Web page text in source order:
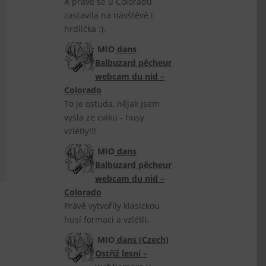
zastavila na návštěvě i
hrdlička :).
MIO dans
Balbuzard pêcheur
webcam du nid –
Colorado
To je ostuda, nějak jsem
vyšla ze cviku - husy
vzlétly!!!
MIO dans
Balbuzard pêcheur
webcam du nid –
Colorado
Právě vytvořily klasickou
husí formaci a vzlétli.
MIO dans (Czech)
Ostříž lesní –